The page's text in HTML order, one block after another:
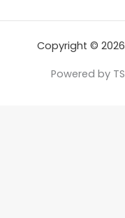
Copyright © 2026
Powered by